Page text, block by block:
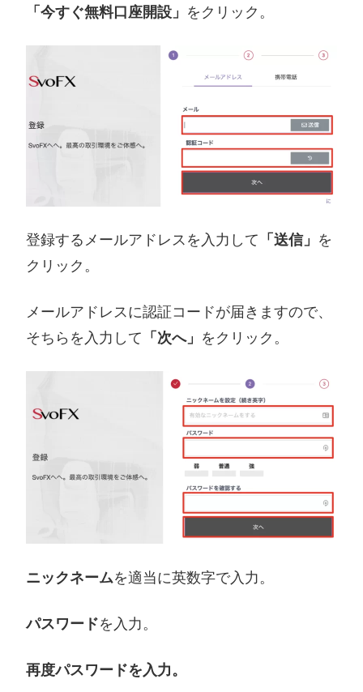
「今すぐ無料口座開設」 をクリック。
登録するメールアドレスを入力して 「送信」 を
クリック。
メールアドレスに認証コードが届きますので、
そちらを入力して 「次へ」 をクリック。
ニックネームを適当に英数字で入力。
パスワードを入力。
再度パスワードを入力。